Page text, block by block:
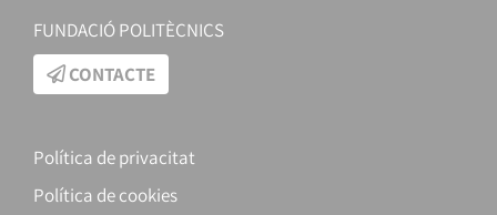
FUNDACIÓ POLITÈCNICS
CONTACTE
Política de privacitat
Política de cookies